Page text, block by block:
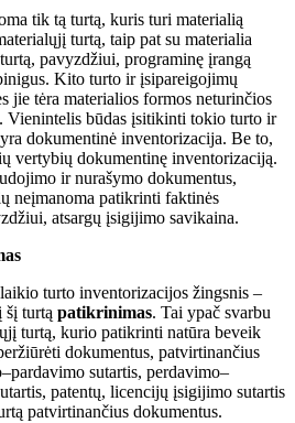
tik tą turtą, kuris turi materialią
turtą, taip pat su materialia
pavyzdžiui, programinę įrangą
Kito turto ir įsipareigojimų
jie tėra materialios formos neturinčios
Vienintelis būdas įsitikinti tokio turto ir
dokumentinė inventorizacija. Be to,
vertybių dokumentinę inventorizaciją.
ir nurašymo dokumentus,
neįmanoma patikrinti faktinės
atsargų įsigijimo savikaina.
turto inventorizacijos žingsnis –
šį turtą patikrinimas. Tai ypač svarbu
turtą, kurio patikrinti natūra beveik
dokumentus, patvirtinančius
sutartis, perdavimo–
patentų, licencijų įsigijimo sutartis
patvirtinančius dokumentus.